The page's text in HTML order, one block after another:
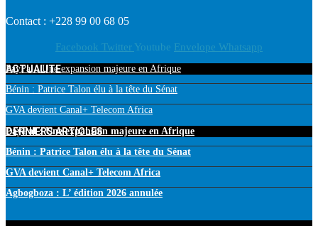
Contact : +228 99 00 68 05
Facebook Twitter Youtube Envelope Whatsapp
ACTUALITE
PayPal : Une expansion majeure en Afrique
Bénin : Patrice Talon élu à la tête du Sénat
GVA devient Canal+ Telecom Africa
DERNIERS ARTICLES
PayPal : Une expansion majeure en Afrique
Bénin : Patrice Talon élu à la tête du Sénat
GVA devient Canal+ Telecom Africa
Agbogboza : L’ édition 2026 annulée